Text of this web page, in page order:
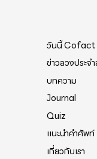
วันนี้ Cofact
ข่าวลวงประจ
บทความ
Journal
Quiz
แนะนำคำศัพท์
เกี่ยวกับเรา